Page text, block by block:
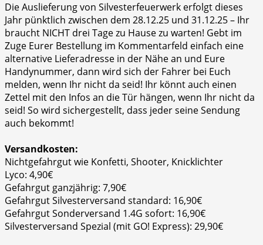
Die Auslieferung von Silvesterfeuerwerk erfolgt dieses
Jahr pünktlich zwischen dem 28.12.25 und 31.12.25 – Ihr
braucht NICHT drei Tage zu Hause zu warten! Gebt im
Zuge Eurer Bestellung im Kommentarfeld einfach eine
alternative Lieferadresse in der Nähe an und Eure
Handynummer, dann wird sich der Fahrer bei Euch
melden, wenn Ihr nicht da seid! Ihr könnt auch einen
Zettel mit den Infos an die Tür hängen, wenn Ihr nicht da
seid! So wird sichergestellt, dass jeder seine Sendung
auch bekommt!
Versandkosten:
Nichtgefahrgut wie Konfetti, Shooter, Knicklichter
Lyco: 4,90€
Gefahrgut ganzjährig: 7,90€
Gefahrgut Silvesterversand standard: 16,90€
Gefahrgut Sonderversand 1.4G sofort: 16,90€
Silvesterversand Spezial (mit GO! Express): 29,90€